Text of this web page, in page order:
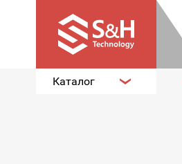
Каталог